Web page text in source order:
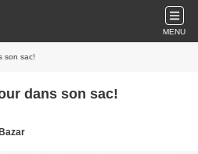
MENU
son sac!
dans son sac!